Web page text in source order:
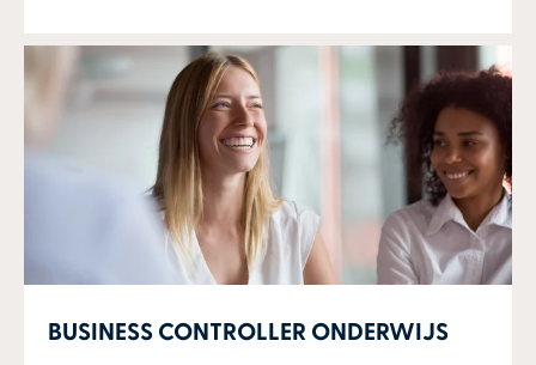
BUSINESS CONTROLLER ONDERWIJS